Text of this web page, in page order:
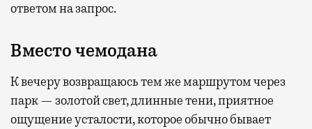
ответом на запрос.
Вместо чемодана
К вечеру возвращаюсь тем же маршрутом через
парк — золотой свет, длинные тени, приятное
ощущение усталости, которое обычно бывает